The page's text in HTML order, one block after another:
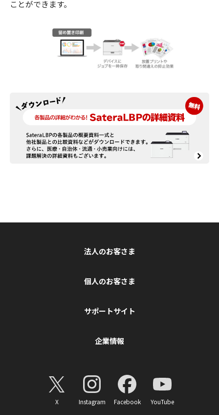
ことができます。
法人のお客さま
個人のお客さま
サポートサイト
企業情報
X Instagram Facebook YouTube